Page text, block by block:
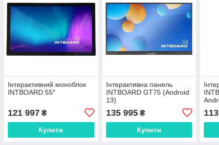
Інтерактивний моноблок
INTBOARD 55″
121 997 ₴
Купити
Інтерактивна панель
INTBOARD GT75 (Android
13)
135 995₴
Купити